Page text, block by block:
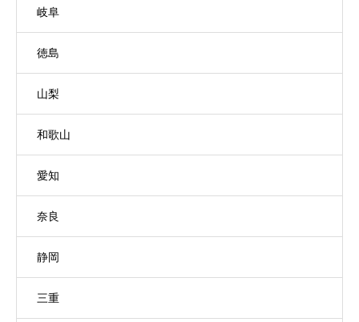
岐阜
徳島
山梨
和歌山
愛知
奈良
静岡
三重